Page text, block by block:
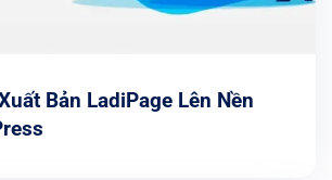
Bản LadiPage Lên Nền